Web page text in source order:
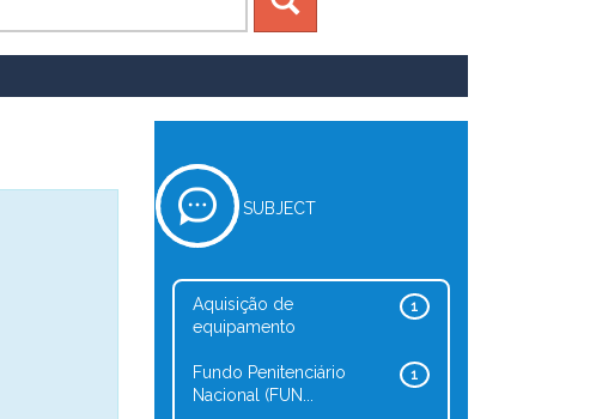
SUBJECT
1
Aquisição de
equipamento
1
Fundo Penitenciário
Nacional (FUN...